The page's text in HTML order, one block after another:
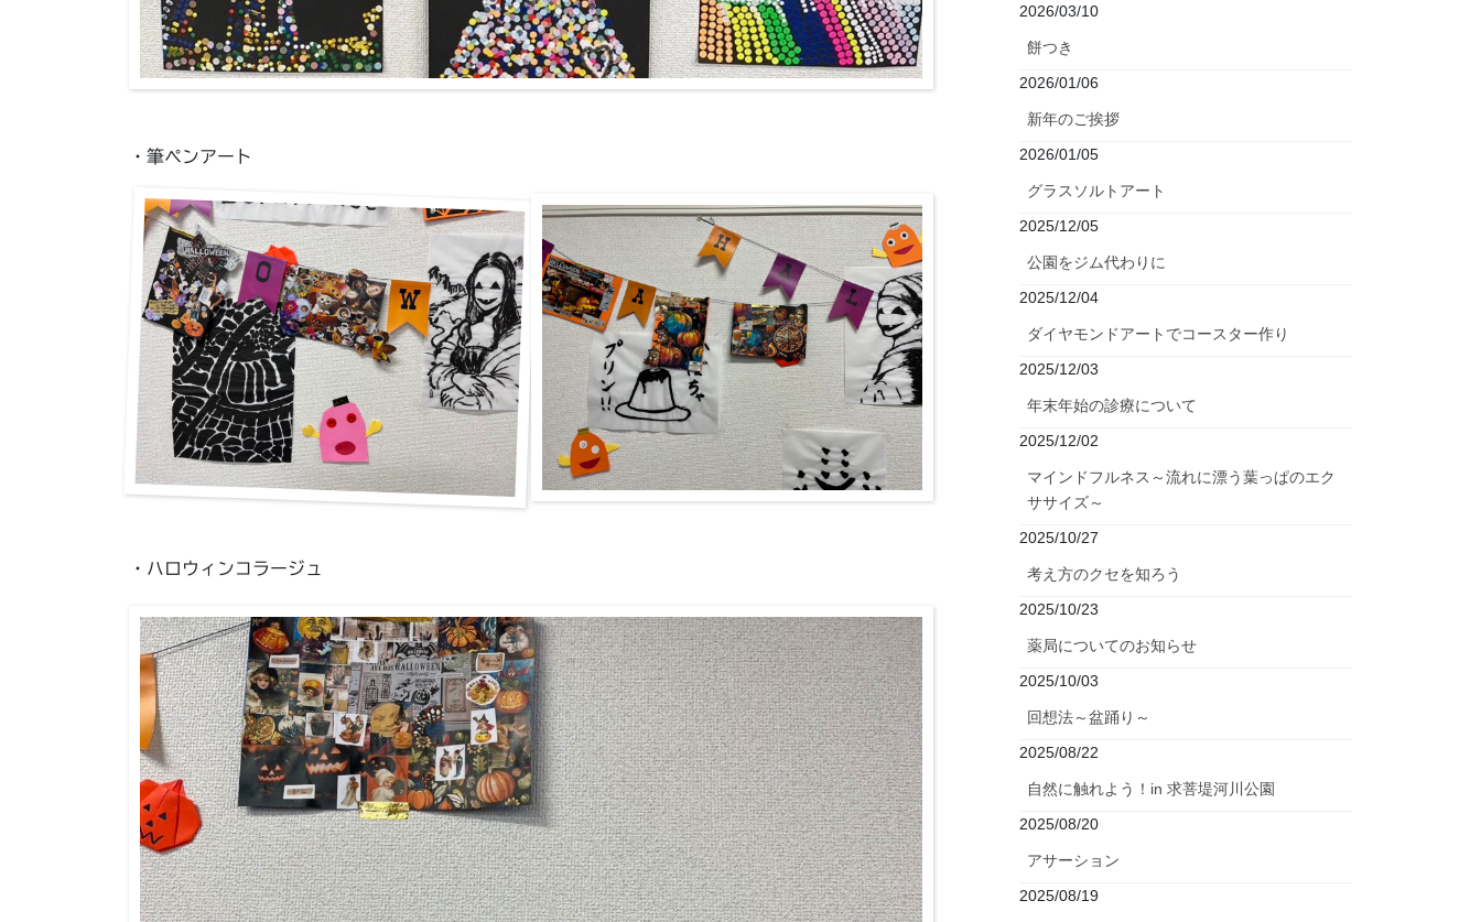
・筆ペンアート
・ハロウィンコラージュ
2026/03/10
餅つき
2026/01/06
新年のご挨拶
2026/01/05
グラスソルトアート
2025/12/05
公園をジム代わりに
2025/12/04
ダイヤモンドアートでコースター作り
2025/12/03
年末年始の診療について
2025/12/02
マインドフルネス～流れに漂う葉っぱのエク
ササイズ～
2025/10/27
考え方のクセを知ろう
2025/10/23
薬局についてのお知らせ
2025/10/03
回想法～盆踊り～
2025/08/22
自然に触れよう！in 求菩堤河川公園
2025/08/20
アサーション
2025/08/19